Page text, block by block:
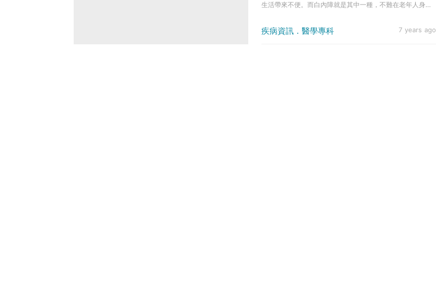
疾病資訊．醫學專科 7 years ago
生活帶來不便。而白內障就是其中一種，不難在老年人身上